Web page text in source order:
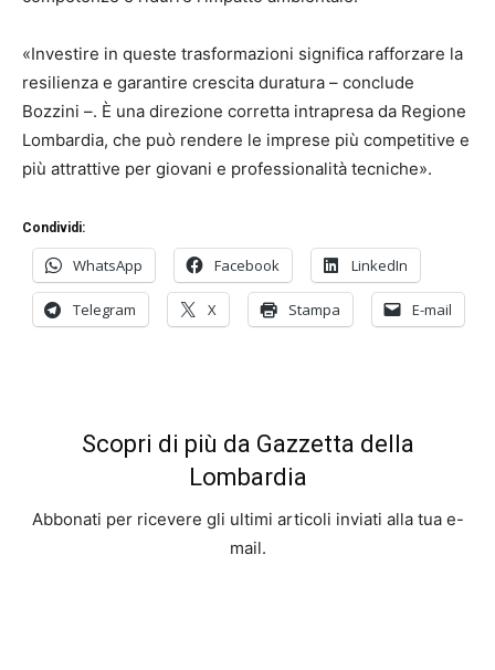
«Investire in queste trasformazioni significa rafforzare la
resilienza e garantire crescita duratura – conclude
Bozzini –. È una direzione corretta intrapresa da Regione
Lombardia, che può rendere le imprese più competitive e
più attrattive per giovani e professionalità tecniche».
Condividi:
WhatsApp Facebook LinkedIn
Telegram X Stampa E-mail
Scopri di più da Gazzetta della
Lombardia
Abbonati per ricevere gli ultimi articoli inviati alla tua e-
mail.